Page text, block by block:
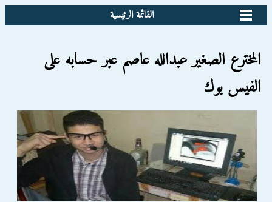
القائمة الرئيسية
المخترع الصغير عبدالله عاصم عبر حسابه على
الفيس بوك